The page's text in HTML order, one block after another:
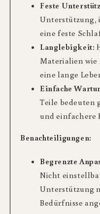
Feste
Unterstützung,
eine feste
Langlebigkeit:
Materialien wie
eine lange
Einfache
Teile bedeuten
und einfachere
Benachteiligungen:
Begrenzte
Nicht
Unterstützung
Bedürfnisse